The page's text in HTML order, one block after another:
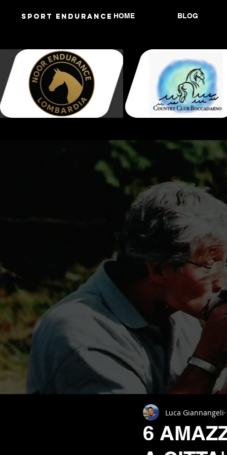
Sport endurANCE HOME BLOG
6
Luca Giannangeli